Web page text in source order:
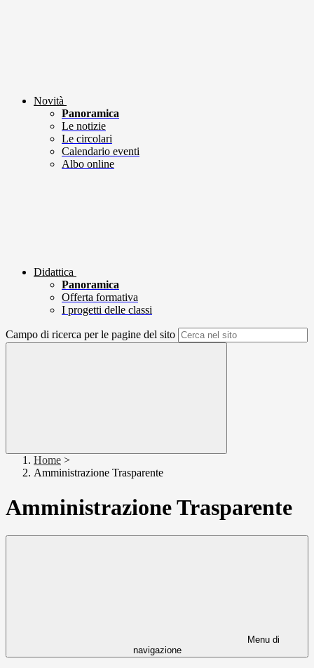
Novità
Panoramica
Le notizie
Le circolari
Calendario eventi
Albo online
Didattica
Panoramica
Offerta formativa
I progetti delle classi
Campo di ricerca per le pagine del sito
Home >
Amministrazione Trasparente
Amministrazione Trasparente
Menu di
navigazione